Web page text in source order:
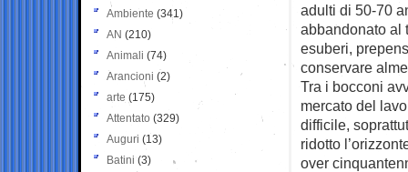
adulti di 50-70
abbandonato al
esuberi,
conservare
Tra i bocconi
mercato del
difficile,
ridotto
over
Ambiente (341)
AN (210)
Animali (74)
Arancioni (2)
arte (175)
Attentato (329)
Auguri (13)
Batini (3)